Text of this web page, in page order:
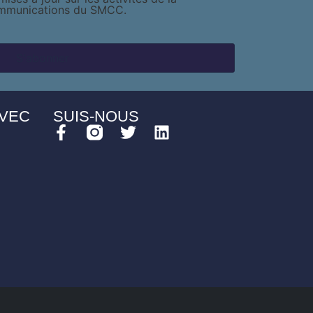
du SMCC.
SUIS-NOUS